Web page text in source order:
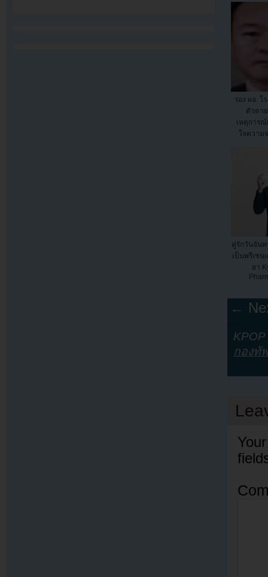
รอง ผอ. โ
ตัวตา
เหตุการณ์
ใจความ
คู่รักวันจันท
เป็นพรีเซน
ยา
←
กองทัพ